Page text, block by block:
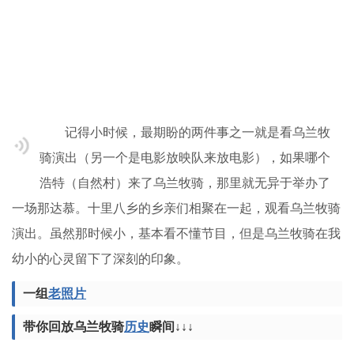
记得小时候，最期盼的两件事之一就是看乌兰牧
骑演出（另一个是电影放映队来放电影），如果哪个
浩特（自然村）来了乌兰牧骑，那里就无异于举办了
一场那达慕。十里八乡的乡亲们相聚在一起，观看乌兰牧骑
演出。虽然那时候小，基本看不懂节目，但是乌兰牧骑在我
幼小的心灵留下了深刻的印象。
一组老照片
带你回放乌兰牧骑历史瞬间↓↓↓